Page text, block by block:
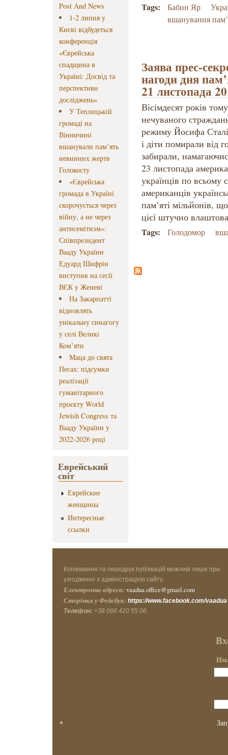
Post And News
1-2 липня у
Києві відбудеться
конференція
«Єврейська
спадщина в
Україні: Досвід та
перспективи
досліджень»
У Теплицькій
громаді на
Вінничині
вшанували пам’ять
невинних жертв
Голокосту
«Єврейська
громада в Україні
скорочується через
війну, а не через
антисемітизм»:
Співпрезидент
Вааду України
Едуард Шифрін
виступив на сесії
ВЄК у Женеві
На Закарпатті
відновлять
унікальну синагогу
у селі Великі
Ком’яти
Маца до свята
Песах: підсумки
реалізації
гуманітарного
проєкту World
Jewish Congress та
Вааду України у
2022-2026 році
Еврейський
світ
Еврейские
женщины
Интересные
ссылки
Tags: Бабин Яр
вшанування
Заява прес-
нагоди дня
21 листопада
Вісімдесят років
нечуваного
режиму Йосифа
і діти помирали від
забирали,
23 листопада
українців по всьому
американців
пам’яті мільйонів,
цієї штучно
Tags: Голодомор
Копіювання та передрук публікацій можливі лише при
узгодженні з адміністрацією сайту.
Електронна адреса: vaadua.office@gmail.com
Сторінка у Фейсбук: https://www.facebook.com/vaadua
Телефон: +38 066 420 55 06.